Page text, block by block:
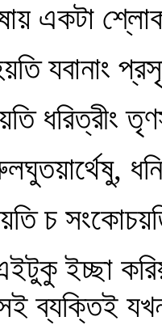
একটা
যবানাং
ধরিত্রীং
চ
ইচ্ছা
ব্যক্তিই যখন